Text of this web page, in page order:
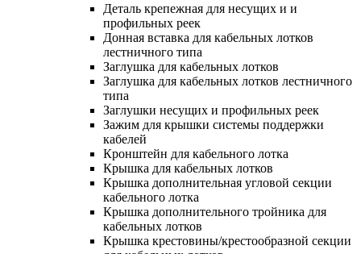
Деталь крепежная для несущих и и
профильных реек
Донная вставка для кабельных лотков
лестничного типа
Заглушка для кабельных лотков
Заглушка для кабельных лотков лестничного
типа
Заглушки несущих и профильных реек
Зажим для крышки системы поддержки
кабелей
Кронштейн для кабельного лотка
Крышка для кабельных лотков
Крышка дополнительная угловой секции
кабельного лотка
Крышка дополнительного тройника для
кабельных лотков
Крышка крестовины/крестообразной секции